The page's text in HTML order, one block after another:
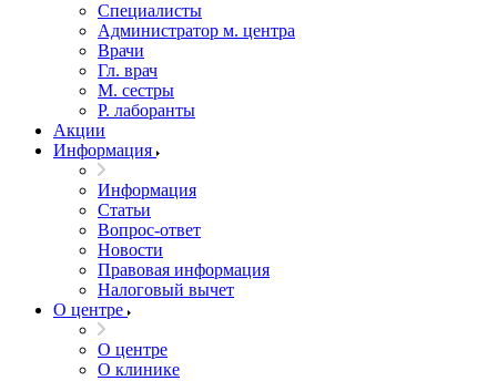
Специалисты
Администратор м. центра
Врачи
Гл. врач
М. сестры
Р. лаборанты
Акции
Информация
Информация
Статьи
Вопрос-ответ
Новости
Правовая информация
Налоговый вычет
О центре
О центре
О клинике